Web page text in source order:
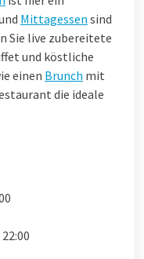
Mittagessen sind
Sie live zubereitete
und köstliche
einen Brunch mit
die ideale